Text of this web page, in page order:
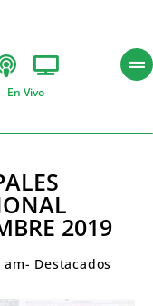
En Vivo
2019
am- Destacados